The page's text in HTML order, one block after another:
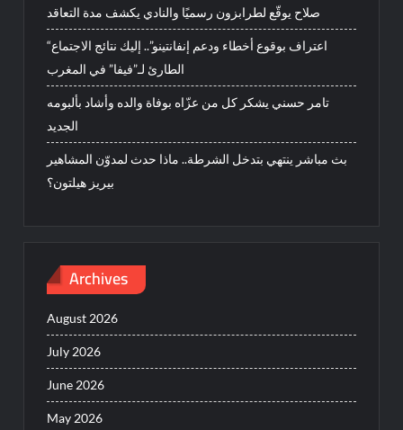
صلاح يوقّع لطرابزون رسميًا والنادي يكشف مدة التعاقد
“اعتراف بوقوع أخطاء ودعم إنفانتينو”.. إليك نتائج الاجتماع
الطارئ لـ”فيفا” في المغرب
تامر حسني يشكر كل من عزّاه بوفاة والده وأشاد بألبومه
الجديد
بث مباشر ينتهي بتدخل الشرطة.. ماذا حدث لمدوّن المشاهير
بيريز هيلتون؟
Archives
August 2026
July 2026
June 2026
May 2026